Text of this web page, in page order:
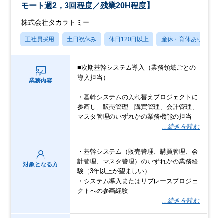
モート週2，3回程度／残業20H程度】
株式会社タカラトミー
正社員採用 土日祝休み 休日120日以上 産休・育休あり
業務内容
■次期基幹システム導入（業務領域ごとの
導入担当）
・基幹システムの入れ替えプロジェクトに
参画し、販売管理、購買管理、会計管理、
マスタ管理のいずれかの業務機能の担当
…続きを読む
対象となる方
・基幹システム（販売管理、購買管理、会
計管理、マスタ管理）のいずれかの業務経
験（3年以上が望ましい）
・システム導入またはリプレースプロジェ
クトへの参画経験
…続きを読む